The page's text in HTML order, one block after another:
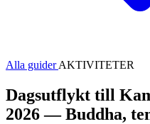
Alla guiderAKTIVITETER
Dagsutflykt till
2026 — Buddha,